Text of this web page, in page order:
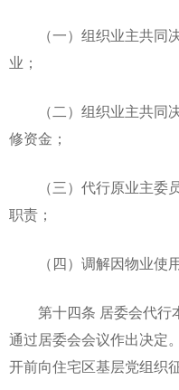
（一）组织业主共同决
业；
（二）组织业主共同决
修资金；
（三）代行原业主委员
职责；
（四）调解因物业使用
第十四条 居委会代行
通过居委会会议作出决定
开前向住宅区基层党组织